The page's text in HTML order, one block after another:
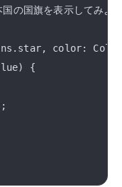
の国旗を表示してみよ
color:
{